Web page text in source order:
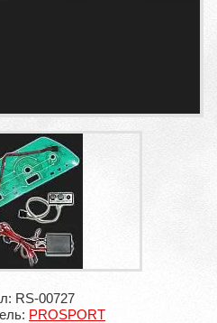
RS-00727
PROSPORT